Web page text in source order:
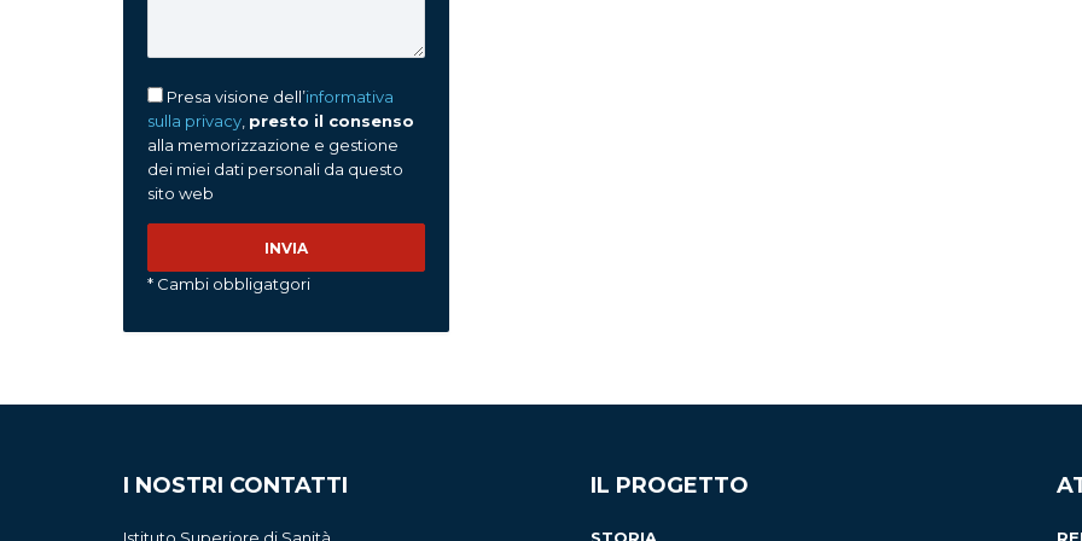
Presa visione dell’informativa
sulla privacy presto il consenso
alla memorizzazione e gestione
dei miei dati personali da questo
sito web
* Cambi obbligatgori
I NOSTRI CONTATTI
Istituto Superiore di Sanità
IL PROGETTO
STORIA